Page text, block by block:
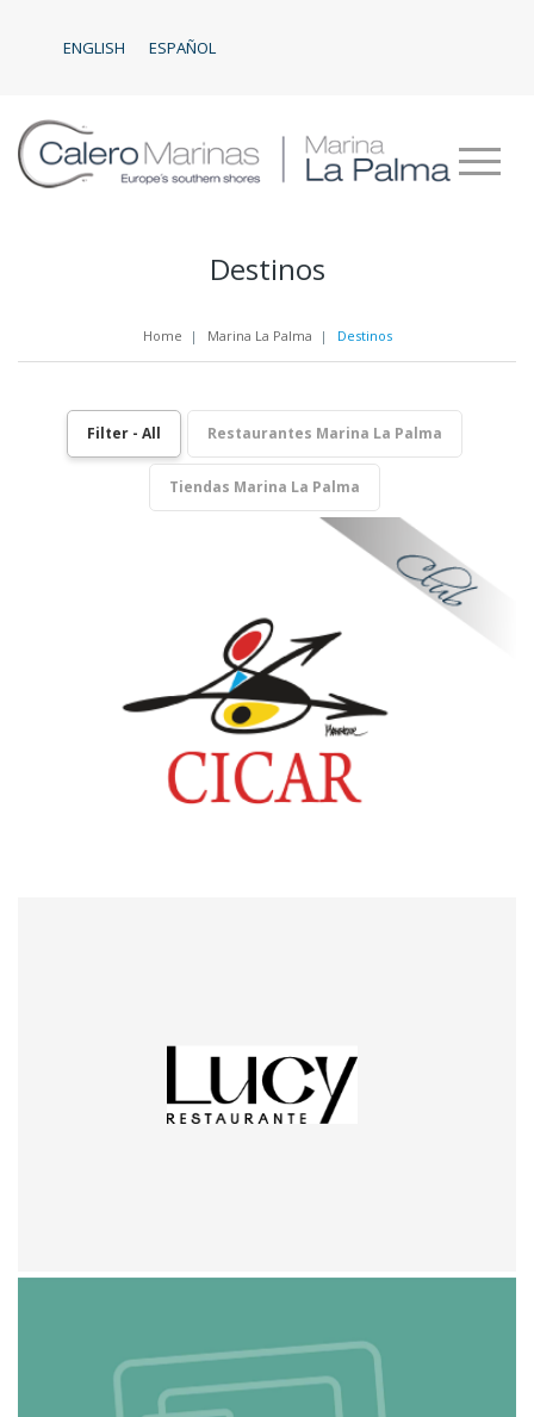
ENGLISH ESPAÑOL
Destinos
Home | Marina La Palma | Destinos
Filter - All Restaurantes Marina La Palma
Tiendas Marina La Palma